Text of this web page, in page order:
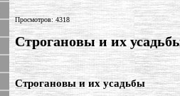
Просмотров: 4318
Строгановы и их
Строгановы и их усадьбы